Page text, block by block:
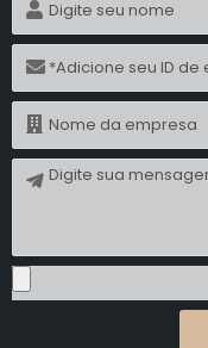
m
m
im
a
g